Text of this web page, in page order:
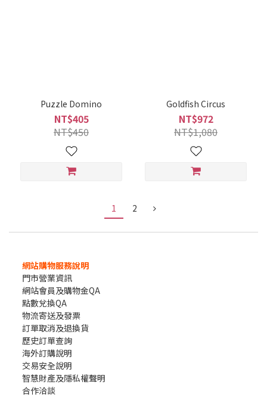
Puzzle Domino
NT$405
NT$450
Goldfish Circus
NT$972
NT$1,080
1 2
網站購物服務說明
門市營業資訊
網站會員及購物金QA
點數兌換QA
物流寄送及發票
訂單取消及退換貨
歷史訂單查詢
海外訂購說明
交易安全說明
智慧財產及隱私權聲明
合作洽談